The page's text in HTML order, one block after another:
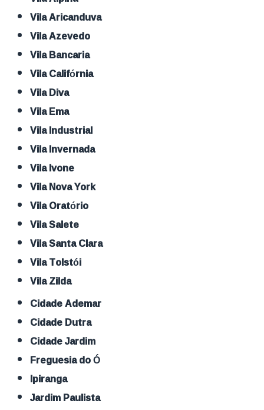
Vila Aricanduva
Vila Azevedo
Vila Bancaria
Vila Califórnia
Vila Diva
Vila Ema
Vila Industrial
Vila Invernada
Vila Ivone
Vila Nova York
Vila Oratório
Vila Salete
Vila Santa Clara
Vila Tolstói
Vila Zilda
Cidade Ademar
Cidade Dutra
Cidade Jardim
Freguesia do Ó
Ipiranga
Jardim Paulista